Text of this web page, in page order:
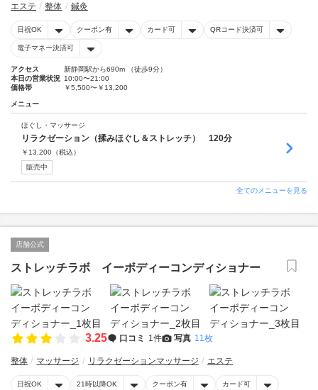
エステ 整体 鍼灸
日祝OK クーポン有 カード可 QRコード決済可
電子マネー決済可
アクセス
新静岡駅から690m （徒歩9分）
本日の営業状況 10:00〜21:00
価格帯
￥5,500〜￥13,200
メニュー
ほぐし・マッサージ
リラクゼーション（揉みほぐし＆ストレッチ） 120分
￥ 13,200 （税込）
販売中
全てのメニューを見る
店舗公式
ストレッチラボ イーボディーコンディショナー
3.25 口コミ 1件 写真 11枚
整体 マッサージ リラクゼーションマッサージ エステ
日祝OK 21時以降OK クーポン有 カード可